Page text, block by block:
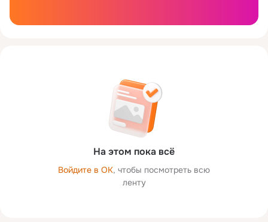
На этом пока всё
Войдите в ОК, чтобы посмотреть всю
ленту